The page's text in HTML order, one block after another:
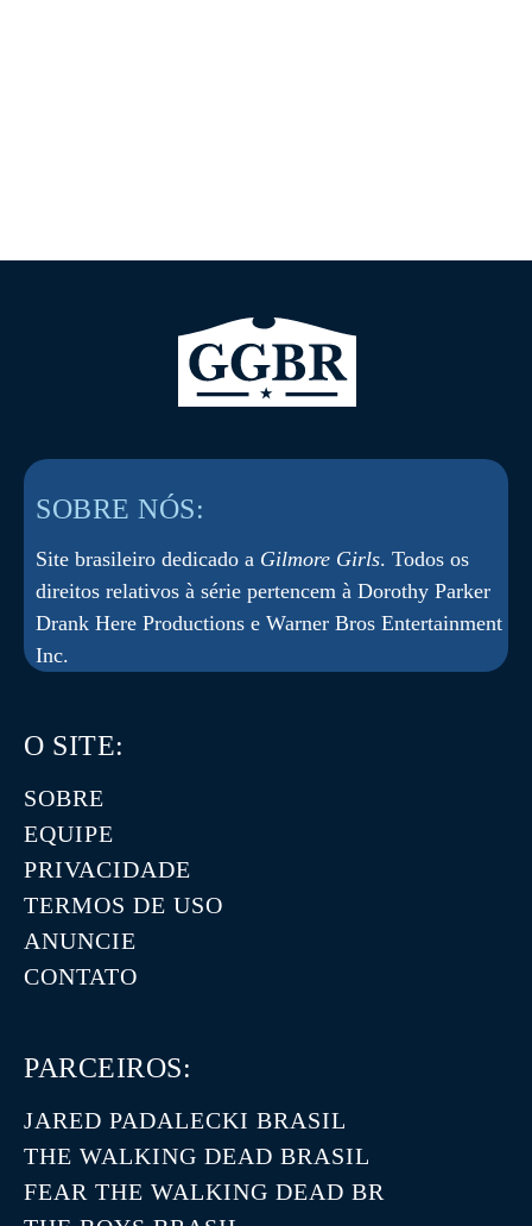
SOBRE NÓS:
Site brasileiro dedicado a Gilmore Girls. Todos os
direitos relativos à série pertencem à Dorothy Parker
Drank Here Productions e Warner Bros Entertainment
Inc.
O SITE:
SOBRE
EQUIPE
PRIVACIDADE
TERMOS DE USO
ANUNCIE
CONTATO
PARCEIROS:
JARED PADALECKI BRASIL
THE WALKING DEAD BRASIL
FEAR THE WALKING DEAD BR